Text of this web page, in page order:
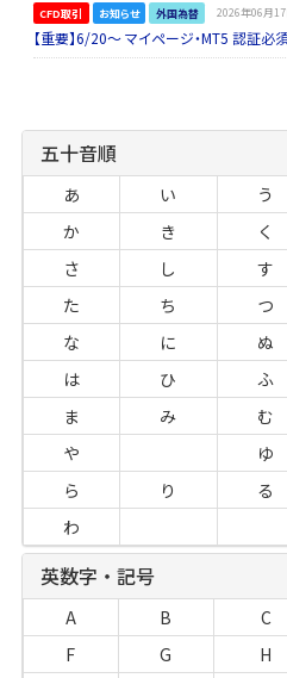
CFD取引 お知らせ 外国為替 2026年06月
【重要】6/20～ マイページ・MT5 認証必
五十音順
あ い う
か
き く
さ
し す
た
ち つ
な
に ぬ
は
ひ ふ
ま
み む
や
ゆ
ら
り る
わ
英数字・記号
A B C
F
G H